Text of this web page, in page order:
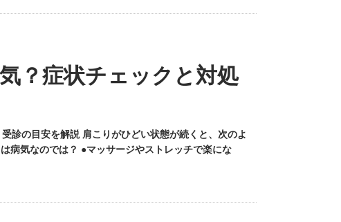
？症状チェックと対処
診の目安を解説 肩こりがひどい状態が続くと、次のよ
病気なのでは？ ●マッサージやストレッチで楽にな